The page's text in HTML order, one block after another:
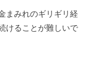
まみれのギリギリ経
けることが難しいで